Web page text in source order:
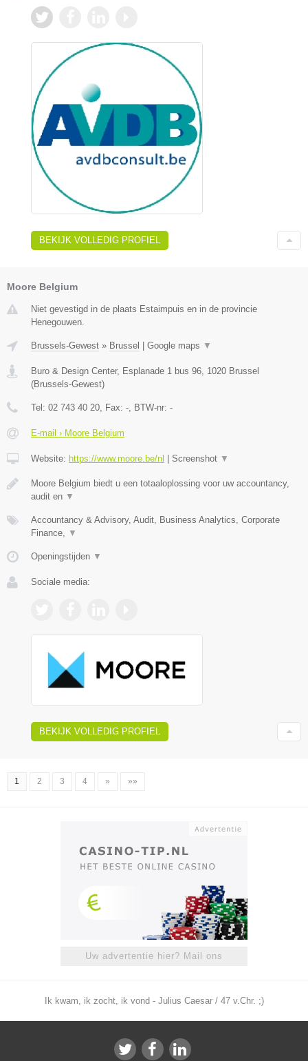
BEKIJK VOLLEDIG PROFIEL
Moore Belgium
Niet gevestigd in de plaats Estaimpuis en in de provincie
Henegouwen.
Brussels-Gewest » Brussel | Google maps ▼
Buro & Design Center, Esplanade 1 bus 96 1020 Brussel
(Brussels-Gewest)
Tel: 02 743 40 20 , Fax: - , BTW-nr: -
E-mail › Moore Belgium
Website: https://www.moore.be/nl | Screenshot ▼
Moore Belgium biedt u een totaaloplossing voor uw accountancy,
audit en ▼
Accountancy & Advisory, Audit, Business Analytics, Corporate
Finance,
▼
Openingstijden ▼
Sociale media:
BEKIJK VOLLEDIG PROFIEL
1 2 3 4 » »»
Uw advertentie hier? Mail ons
Ik kwam, ik zocht, ik vond - Julius Caesar / 47 v.Chr. ;)